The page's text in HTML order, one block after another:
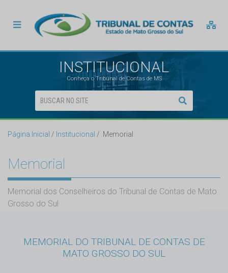
INSTITUCIONAL
Conheça o Tribunal de Contas de MS
Página Inicial Institucional Memorial
Memorial
Memorial dos Conselheiros do Tribunal de Contas de Mato
Grosso do Sul
MEMORIAL DO TRIBUNAL DE CONTAS DE
MATO GROSSO DO SUL